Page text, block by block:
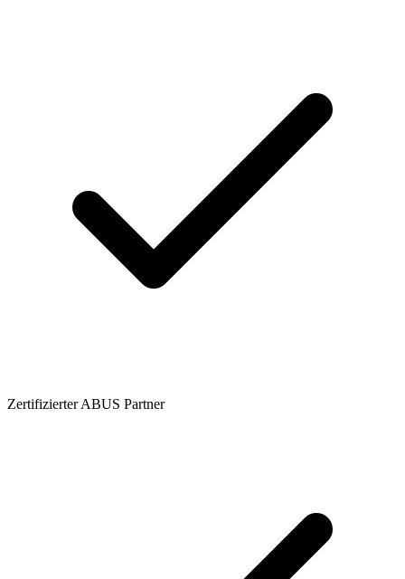
Zertifizierter ABUS Partner